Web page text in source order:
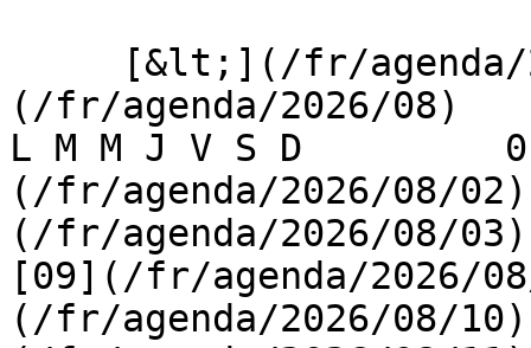
(/fr/agenda/2026/08)
L M M J V S D
(/fr/agenda/2026/08/
(/fr/agenda/2026/08/
[09](/fr/agenda/2026/
(/fr/agenda/2026/08/